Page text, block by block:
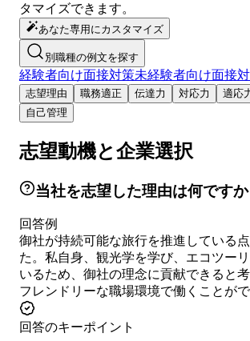
タマイズできます。
あなた専用にカスタマイズ
別職種の例文を探す
経験者向け面接対策未経験者向け面接
志望理由 職務適正 伝達力 対応力 適応
自己管理
志望動機と企業選択
当社を志望した理由は何ですか
回答例
御社が持続可能な旅行を推進している
た。私自身、観光学を学び、エコツー
いるため、御社の理念に貢献できると
フレンドリーな職場環境で働くことが
回答のキーポイント